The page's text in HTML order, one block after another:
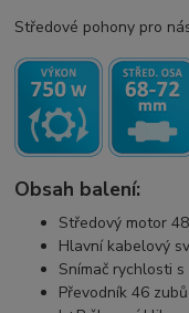
Středové pohony pro
Obsah balení:
Středový motor
Hlavní kabelový
Snímač rychlosti
Převodník 46